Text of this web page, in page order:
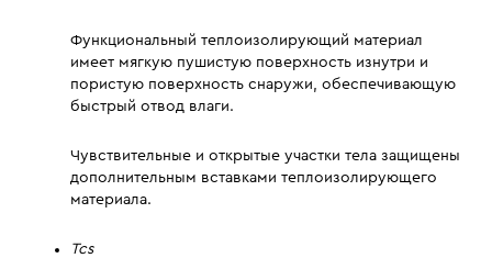
Функциональный теплоизолирующий материал
имеет мягкую пушистую поверхность изнутри и
пористую поверхность снаружи, обеспечивающую
быстрый отвод влаги.
Чувствительные и открытые участки тела защищены
дополнительным вставками теплоизолирующего
материала.
Tcs